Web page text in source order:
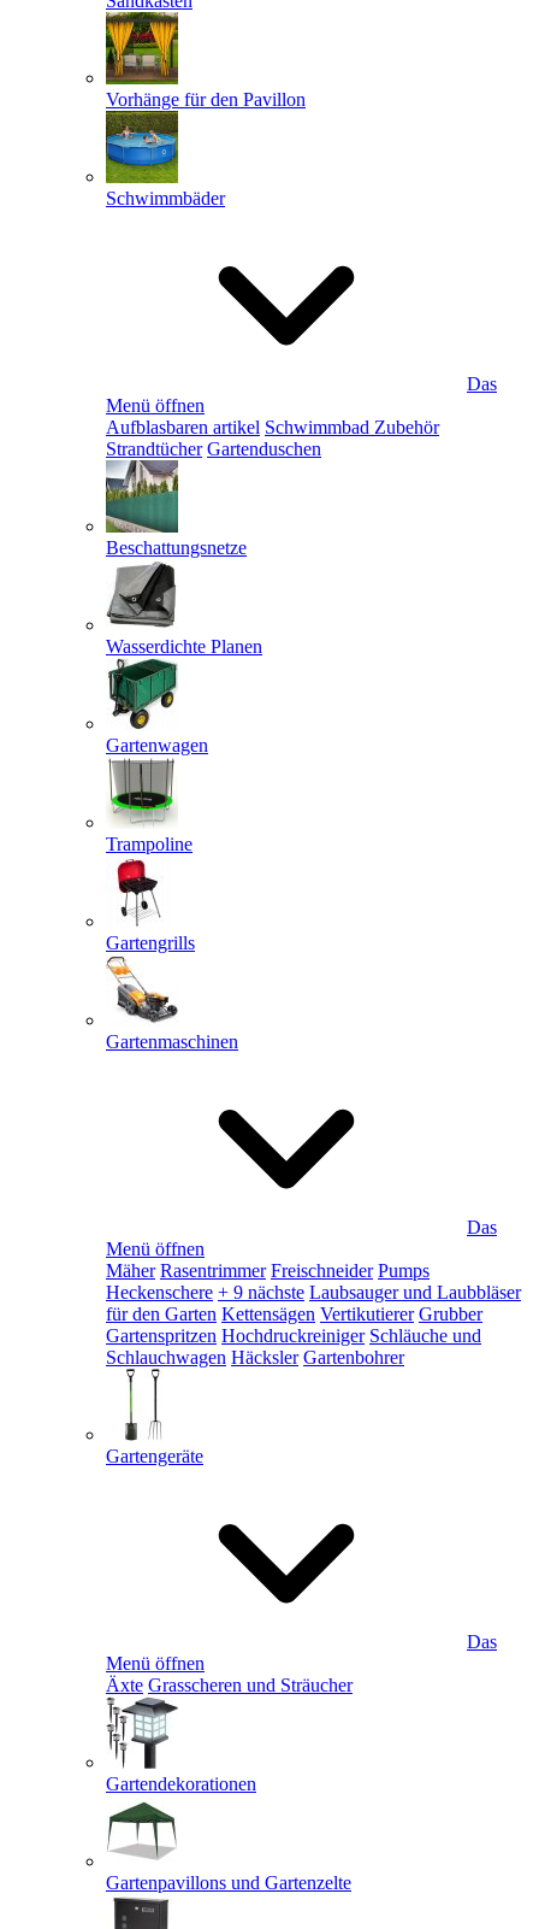
Vorhänge für den Pavillon
Schwimmbäder
Das
Menü öffnen
Aufblasbaren artikel Schwimmbad Zubehör
Strandtücher Gartenduschen
Beschattungsnetze
Wasserdichte Planen
Gartenwagen
Trampoline
Gartengrills
Gartenmaschinen
Das
Menü öffnen
Mäher Rasentrimmer Freischneider Pumps
Heckenschere + 9 nächste Laubsauger und Laubbläser
für den Garten Kettensägen Vertikutierer Grubber
Gartenspritzen Hochdruckreiniger Schläuche und
Schlauchwagen Häcksler Gartenbohrer
Gartengeräte
Das
Menü öffnen
Äxte Grasscheren und Sträucher
Gartendekorationen
Gartenpavillons und Gartenzelte